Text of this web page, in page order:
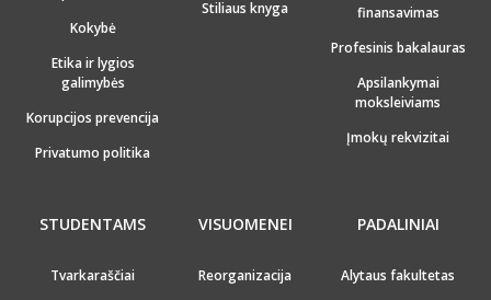
Kokybė
Etika ir lygios
galimybės
Korupcijos prevencija
Privatumo politika
Stiliaus knyga
finansavimas
Profesinis bakalauras
Apsilankymai
moksleiviams
Įmokų rekvizitai
STUDENTAMS
Tvarkaraščiai
VISUOMENEI
Reorganizacija
PADALINIAI
Alytaus fakultetas